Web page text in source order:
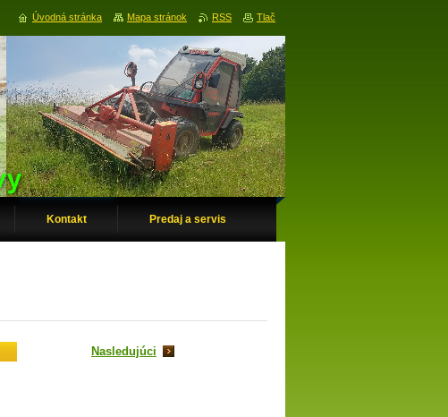
Kontakt Predaj a servis
Nasledujúci
Úvodná stránka Mapa stránok RSS Tlač